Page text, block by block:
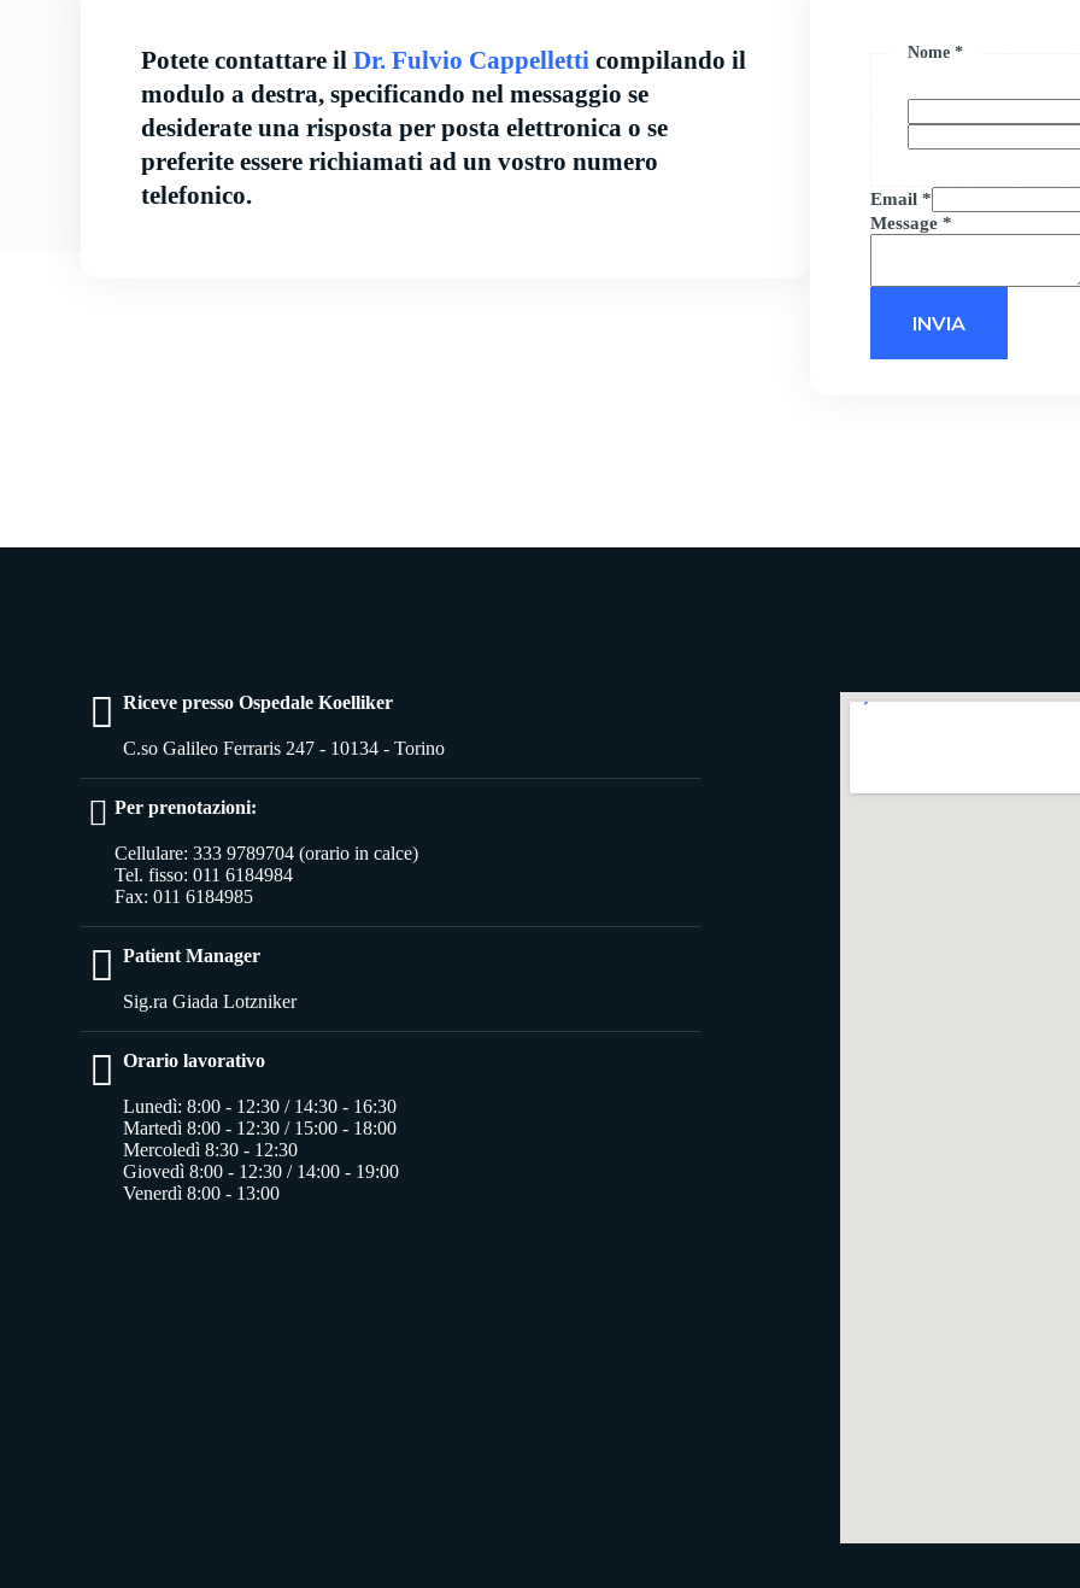
Potete contattare ilDr. Fulvio Cappelletti compilando il
modulo a destra, specificando nel messaggio se
desiderate una risposta per posta elettronica o se
preferite essere richiamati ad un vostro numero
telefonico.
Nome *
Email *
Message *
INVIA
Riceve presso Ospedale Koelliker
C.so Galileo Ferraris 247 - 10134 - Torino
Per prenotazioni:
Cellulare: 333 9789704 (orario in calce)
Tel. fisso: 011 6184984
Fax: 011 6184985
Patient Manager
Sig.ra Giada Lotzniker
Orario lavorativo
Lunedì: 8:00 - 12:30 / 14:30 - 16:30
Martedì 8:00 - 12:30 / 15:00 - 18:00
Mercoledì 8:30 - 12:30
Giovedì 8:00 - 12:30 / 14:00 - 19:00
Venerdì 8:00 - 13:00